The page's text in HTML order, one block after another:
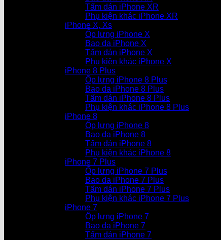
Tấm dán iPhone XR
Phụ kiện khác iPhone XR
iPhone X, Xs
Ốp lưng iPhone X
Bao da iPhone X
Tấm dán iPhone X
Phụ kiện khác iPhone X
iPhone 8 Plus
Ốp lưng iPhone 8 Plus
Bao da iPhone 8 Plus
Tấm dán iPhone 8 Plus
Phụ kiện khác iPhone 8 Plus
iPhone 8
Ốp lưng iPhone 8
Bao da iPhone 8
Tấm dán iPhone 8
Phụ kiện khác iPhone 8
iPhone 7 Plus
Ốp lưng iPhone 7 Plus
Bao da iPhone 7 Plus
Tấm dán iPhone 7 Plus
Phụ kiện khác iPhone 7 Plus
iPhone 7
Ốp lưng iPhone 7
Bao da iPhone 7
Tấm dán iPhone 7